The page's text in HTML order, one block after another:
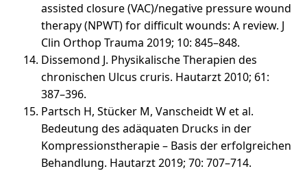
assisted closure (VAC)/negative pressure wound
therapy (NPWT) for difficult wounds: A review. J
Clin Orthop Trauma 2019; 10: 845–848.
Dissemond J. Physikalische Therapien des
chronischen Ulcus cruris. Hautarzt 2010; 61:
387–396.
Partsch H, Stücker M, Vanscheidt W et al.
Bedeutung des adäquaten Drucks in der
Kompressionstherapie – Basis der erfolgreichen
Behandlung. Hautarzt 2019; 70: 707–714.